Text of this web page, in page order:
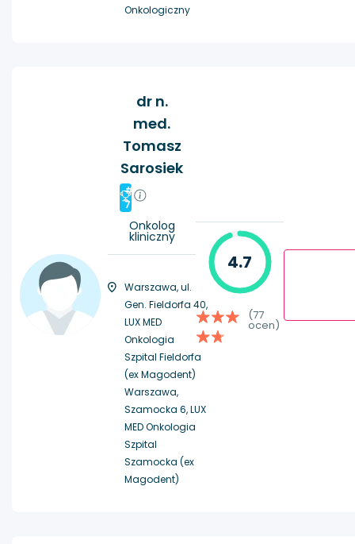
Onkologiczny
dr n.
med.
Tomasz
Sarosiek
#
7
Onkolog
kliniczny
Warszawa, ul.
Gen. Fieldorfa 40,
LUX MED
Onkologia
Szpital Fieldorfa
(ex Magodent)
Warszawa,
Szamocka 6, LUX
MED Onkologia
Szpital
Szamocka (ex
Magodent)
4.7
(77
ocen)